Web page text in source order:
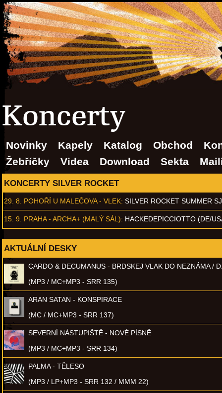
Koncerty
Novinky Kapely Katalog Obchod
Žebříčky
Videa Download Sekta
KONCERTY SILVER ROCKET
29. 8. POHOŘÍ U MALEČOVA - VLEK: SILVER ROCKET SUMMER
15. 9. PRAHA - ARCHA+ (MALÝ SÁL): HACKEDEPICCIOTTO (DE/
AKTUÁLNÍ DESKY
CARDO & DECUMANUS - BRDSKEJ VLAK DO NEZNÁMA /
(MP3 / MC+MP3 - SRR 135)
ARAN SATAN - KONSPIRACE
(MC / MC+MP3 - SRR 137)
SEVERNÍ NÁSTUPIŠTĚ - NOVÉ PÍSNĚ
(MP3 / MC+MP3 - SRR 134)
PALMA - TĚLESO
(MP3 / LP+MP3 - SRR 132 / MMM 22)